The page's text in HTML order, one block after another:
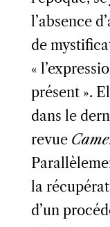
l’absence
de
«
présent ».
dans le
revue
la
d’un